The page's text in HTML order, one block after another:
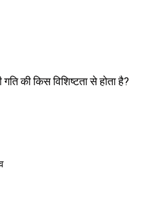
गति की किस विशिष्टता से होता है?